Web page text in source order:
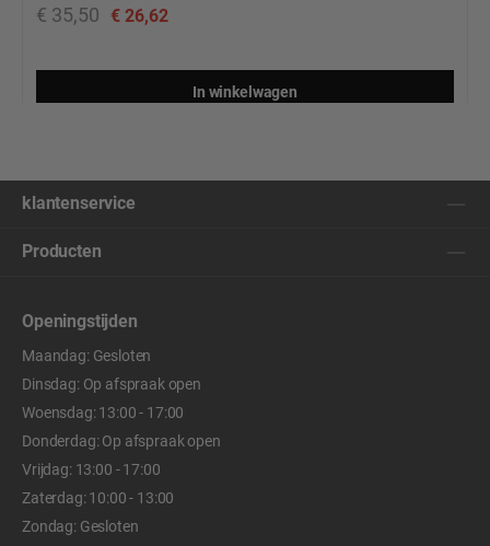
€ 26,62
€ 35,50
In winkelwagen
klantenservice
Producten
Openingstijden
Maandag: Gesloten
Dinsdag: Op afspraak open
Woensdag: 13:00 - 17:00
Donderdag: Op afspraak open
Vrijdag: 13:00 - 17:00
Zaterdag: 10:00 - 13:00
Zondag: Gesloten